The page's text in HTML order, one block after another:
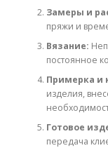
Замеры и
пряжи и
Вязание:
постоянное
Примерка и
изделия,
Готовое
передача